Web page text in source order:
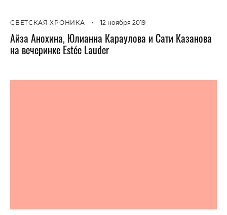
СВЕТСКАЯ ХРОНИКА • 12 ноября 2019
Айза Анохина, Юлианна Караулова и Сати Казанова
на вечеринке Estée Lauder